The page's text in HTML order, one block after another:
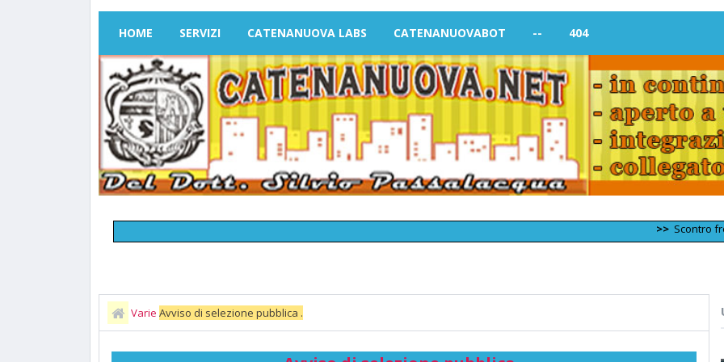
HOME SERVIZI CATENANUOVA LABS CATENANUOVABOT -- 404
Scontro frontale
Varie Avviso di selezione pubblica .